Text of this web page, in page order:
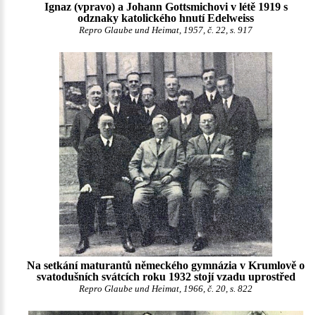
Ignaz (vpravo) a Johann Gottsmichovi v létě 1919 s
odznaky katolického hnutí Edelweiss
Repro Glaube und Heimat, 1957, č. 22, s. 917
Na setkání maturantů německého gymnázia v Krumlově o
svatodušních svátcích roku 1932 stojí vzadu uprostřed
Repro Glaube und Heimat, 1966, č. 20, s. 822